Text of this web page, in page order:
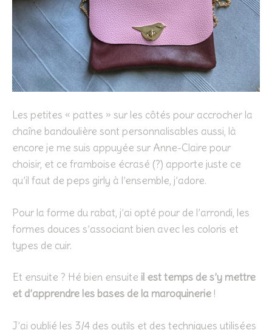
Les petites « pattes » sur les côtés pour accrocher la
chaîne bandoulière sont personnalisables aussi, là
encore je me suis appuyée sur Anne-Claire pour
choisir, et ce framboise écrasé (?) apporte juste ce
qu’il faut de peps girly à l’ensemble, j’adore.
Pour la forme du rabat, j’ai opté pour de l’arrondi, les
formes douces s’associant bien avec les coloris et
types de cuir.
Et ensuite ? Hé bien ensuite il est temps de s’y mettre
et d’apprendre les bases de la maroquinerie !
J’ai oublié les 3/4 des outils et des techniques utilisées